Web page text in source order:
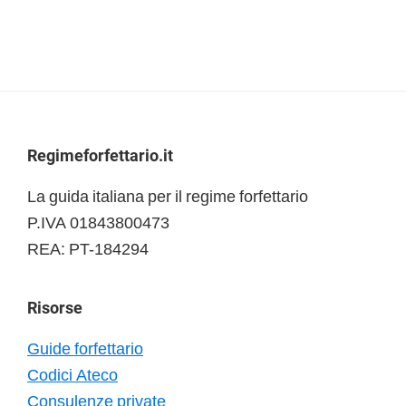
ottenere
un
doppio
limite
Footer
Regimeforfettario.it
La guida italiana per il regime forfettario
P.IVA 01843800473
REA: PT-184294
Risorse
Guide forfettario
Codici Ateco
Consulenze private